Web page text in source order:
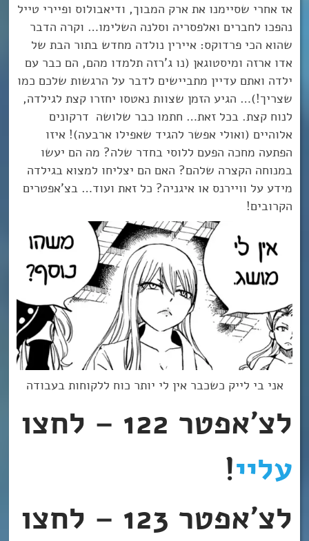
אז אחרי שסיימנו את ארק המבוך, ודיאבולוס ופיירי טייל
נהפכו לחברים ואלפסריה וסלנה השלימו… וקרה הדבר
שהוא הכי פרדוקס: איירין נולדה מחדש בתור הבת של
אדו ארזה ומיסטוגאן (נו ג’רזה תלמדו מהם, הם כבר עם
ילדה ואתם עדיין מתביישים לדבר על הרגשות שלכם כמו
שצריך!)… הגיע הזמן שצוות נאטסו יחזרו קצת לגילדה,
לנוח קצת. בכל זאת… חתמו כבר שלושה דרקונים
אלוהיים (ואולי אפשר להגיד שאפילו ארבעה)! איזו
הפתעה מחכה הפעם ללוסי בחדר שלה? מה הם יעשו
במנוחה הקצרה שלהם? האם הם יצליחו למצוא בגילדה
מידע על וויירנס או איגניה? כל זאת ועוד… בצ’אפטרים
הקרובים!
אני בי לייק כשכבר אין לי יותר כוח ללקוחות בעבודה
לצ’אפטר 122 – לחצו
עליי!
לצ’אפטר 123 – לחצו